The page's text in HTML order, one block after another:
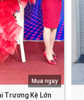
Trương Kệ Lớn
Mua ngay